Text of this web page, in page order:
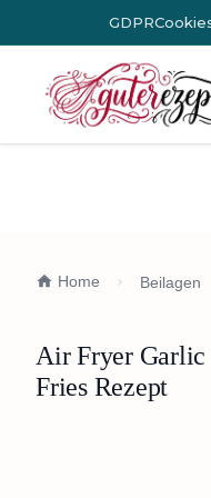
GDPR
Home Beilagen
Air Fryer Garlic
Fries Rezept